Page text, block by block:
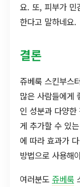
요. 또, 피부가 민
한다고 말하네요.
결론
쥬베룩 스킨부스
많은 사람들에게
인 성분과 다양
게 추가할 수 있
에 따라 효과가
방법으로 사용해
여러분도 쥬베룩